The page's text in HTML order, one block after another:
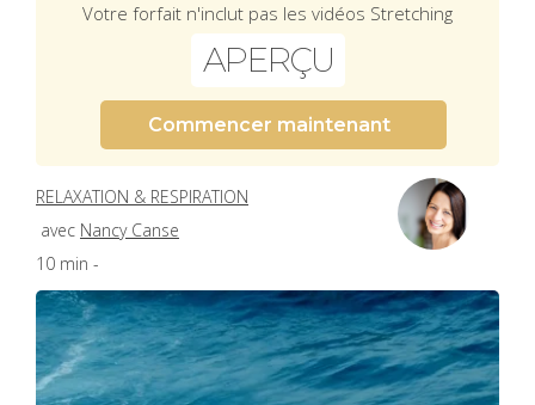
Votre forfait n'inclut pas les vidéos Stretching
APERÇU
Commencer maintenant
RELAXATION & RESPIRATION
avec Nancy Canse
10 min -